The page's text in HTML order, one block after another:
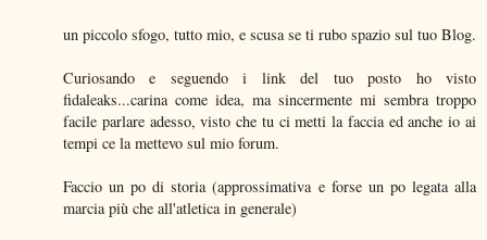
un piccolo sfogo, tutto mio, e scusa se ti rubo spazio sul tuo Blog.
Curiosando e seguendo i link del tuo posto ho visto
fidaleaks...carina come idea, ma sincermente mi sembra troppo
facile parlare adesso, visto che tu ci metti la faccia ed anche io ai
tempi ce la mettevo sul mio forum.
Faccio un po di storia (approssimativa e forse un po legata alla
marcia più che all'atletica in generale)